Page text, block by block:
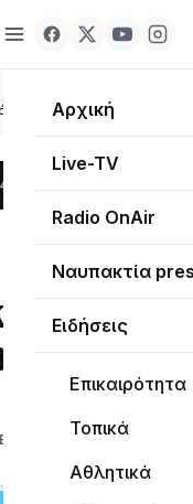
Αρχική
Live-TV
Radio OnAir
Ναυπακτία
Ειδήσεις
Επικαιρότητα
Τοπικά
Αθλητικά
πιο δυνατό!
ΣΥΝΕΧΙΖΕΤΑΙ…
RTV